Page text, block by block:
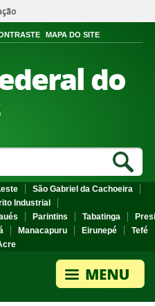
MAPA DO SITE
do
São Gabriel da Cachoeira
Industrial
Parintins Tabatinga
Manacapuru Eirunepé
Tefé